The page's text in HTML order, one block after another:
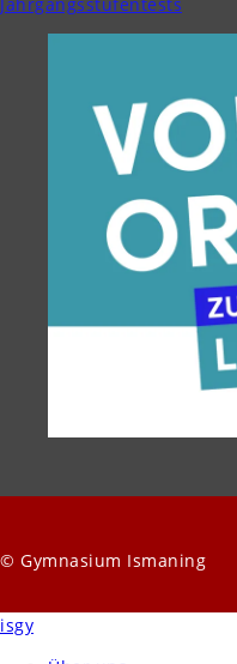
© Gymnasium Ismaning
isgy